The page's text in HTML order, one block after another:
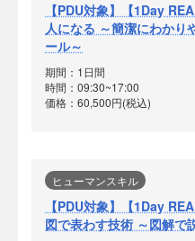
【PDU対象】【1Day
人になる ～簡潔にわかり
ール～
期間：1日間
時間：09:30~17:00
価格：60,500円(税込)
ヒューマンスキル
【PDU対象】【1Day
図で表わす技術 ～図解で